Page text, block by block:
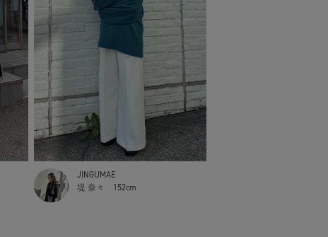
JINGUMAE
堤 奈々
152cm